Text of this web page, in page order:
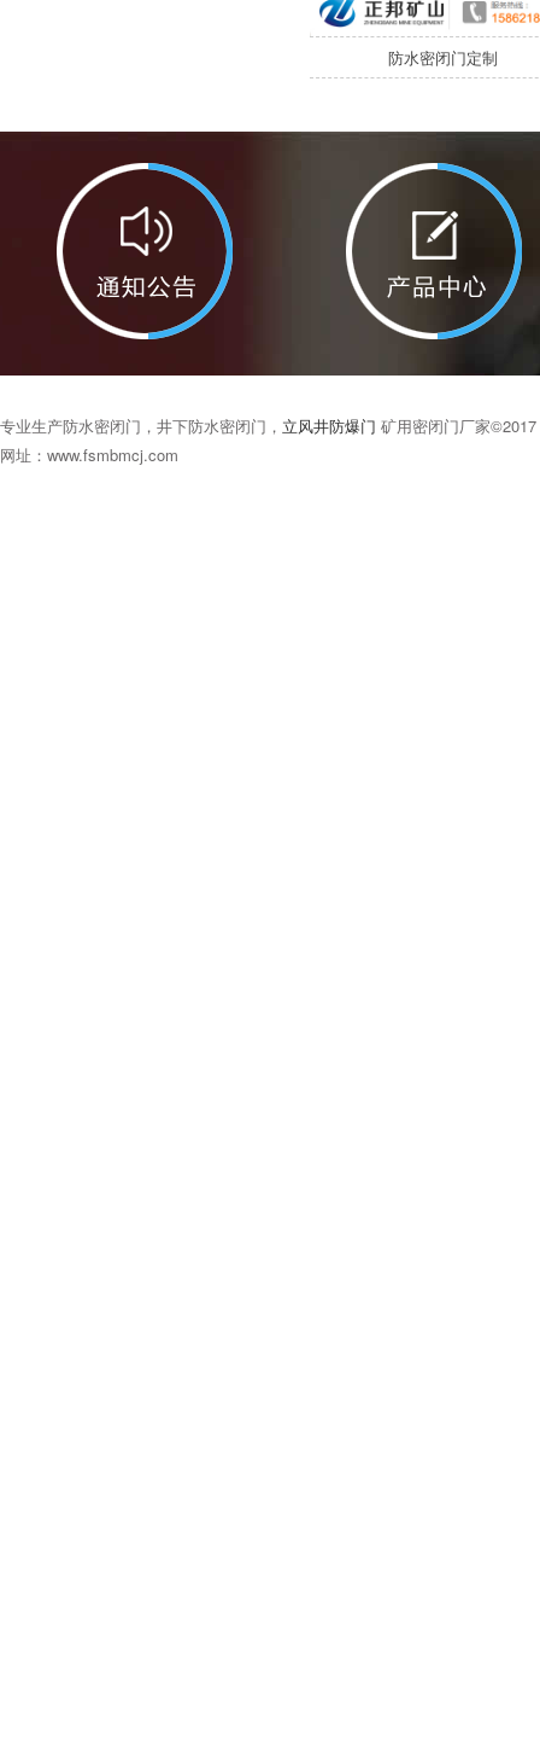
防水密闭门定制
专业生产防水密闭门，井下防水密闭门， 立风井防爆门 矿用密闭门厂家
网址：www.fsmbmcj.com